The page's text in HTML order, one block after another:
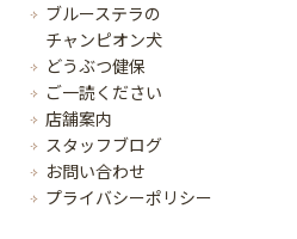
ブルーステラの
チャンピオン犬
どうぶつ健保
ご一読ください
店舗案内
スタッフブログ
お問い合わせ
プライバシーポリシー